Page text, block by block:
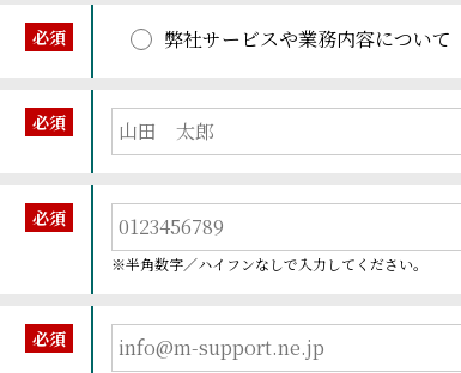
必須 弊社サービスや業務内容について
必須
必須
※半角数字／ハイフンなしで入力してください。
必須